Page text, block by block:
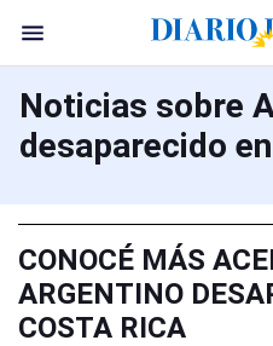
Noticias sobre
desaparecido
CONOCÉ MÁS
ARGENTINO
COSTA RICA